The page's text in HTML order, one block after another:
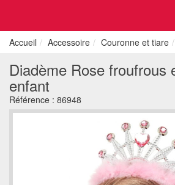
Accueil Accessoire Couronne et tiare
Diadème Rose froufrous
enfant
Référence : 86948